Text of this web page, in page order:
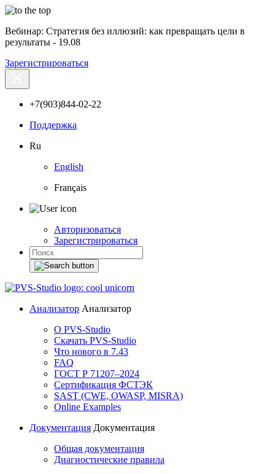
Вебинар: Стратегия без иллюзий: как превращать цели в
результаты - 19.08
Зарегистрироваться
+7(903)844-02-22
Поддержка
Ru
English
Français
Авторизоваться
Зарегистрироваться
Анализатор Анализатор
О PVS-Studio
Скачать PVS-Studio
Что нового в 7.43
FAQ
ГОСТ Р 71207–2024
Сертификация ФСТЭК
SAST (CWE, OWASP, MISRA)
Online Examples
Документация Документация
Общая документация
Диагностические правила